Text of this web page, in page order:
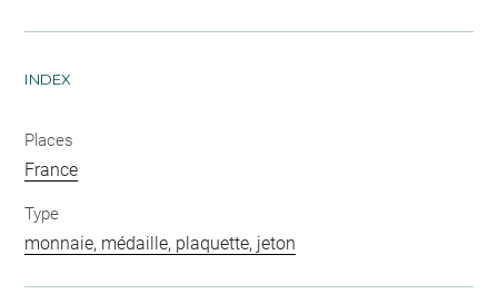
INDEX
Places
France
Type
monnaie, médaille, plaquette, jeton